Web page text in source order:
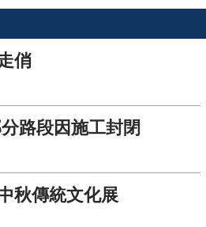
俏
路段因施工封閉
秋傳統文化展